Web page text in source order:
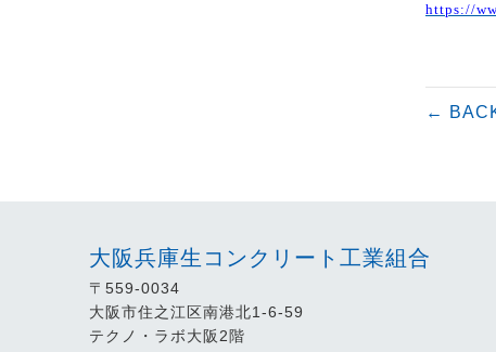
https://
←
大阪兵庫生コンクリート工業組合
〒559-0034
大阪市住之江区南港北1-6-59
テクノ・ラボ大阪2階